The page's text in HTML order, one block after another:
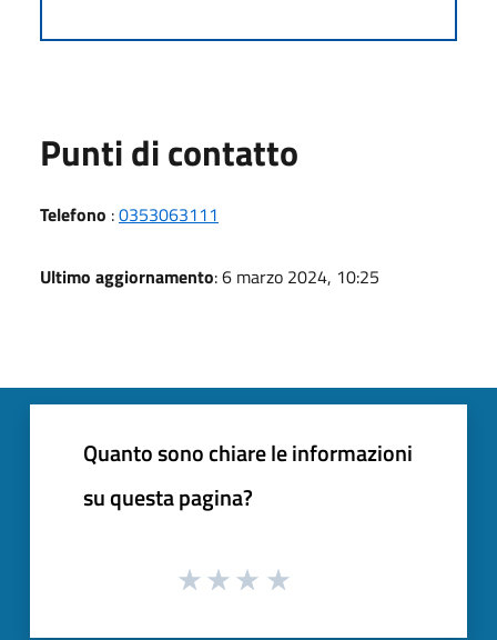
Punti di contatto
Telefono :0353063111
Ultimo aggiornamento: 6 marzo 2024, 10:25
Quanto sono chiare le informazioni
su questa pagina?